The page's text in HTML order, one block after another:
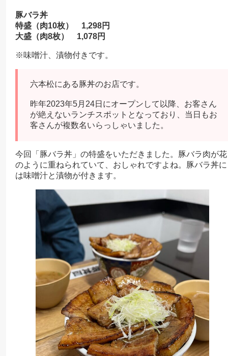
豚バラ丼
特盛（肉10枚） 1,298円
大盛（肉8枚） 1,078円
※味噌汁、漬物付きです。
六本松にある豚丼のお店です。
昨年2023年5月24日にオープンして以降、お客さん
が絶えないランチスポットとなっており、当日もお
客さんが複数名いらっしゃいました。
今回「豚バラ丼」の特盛をいただきました。豚バラ肉が花
のように重ねられていて、おしゃれですよね。豚バラ丼に
は味噌汁と漬物が付きます。